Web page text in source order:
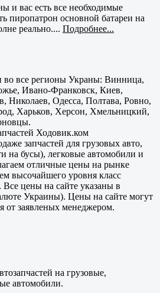
и вас есть все необходимые
пиропатрон основной батареи на
реально.... Подробнее...
во все регионы Украны: Винница,
Ивано-Франковск, Киев,
Николаев, Одесса, Полтава, Ровно,
Харьков, Херсон, Хмельницкий,
Ходовик.ком
запчастей для грузовых авто,
на бусы), легковые автомобили и
отличные цены на рынке
высочайшего уровня класс
цены на сайте указаны в
Украины). Цены на сайте могут
от заявленых менеджером.
на грузовые,
автомобили.